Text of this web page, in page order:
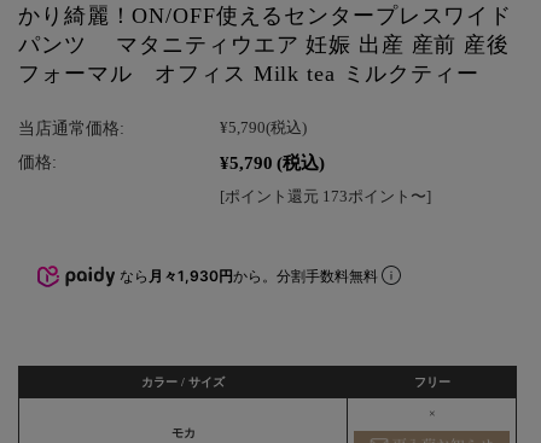
かり綺麗！ON/OFF使えるセンタープレスワイド
パンツ マタニティウエア 妊娠 出産 産前 産後
フォーマル オフィス Milk tea ミルクティー
当店通常価格: ¥5,790(税込)
価格: ¥5,790 (税込)
[ポイント還元 173ポイント〜]
なら 月々1,930円から。分割手数料無料
カラー / サイズ フリー
モカ
×